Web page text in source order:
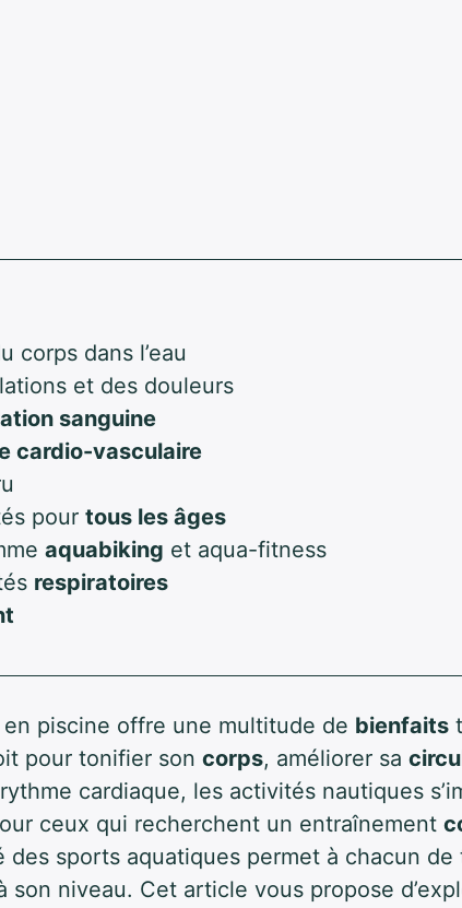
corps dans l’eau
et des douleurs
sanguine
cardio-vasculaire
pour tous les âges
aquabiking et aqua-fitness
respiratoires
en piscine offre une multitude de bienfaits
pour tonifier son corps, améliorer sa
cardiaque, les activités nautiques
ceux qui recherchent un entraînement
des sports aquatiques permet à chacun de
niveau. Cet article vous propose